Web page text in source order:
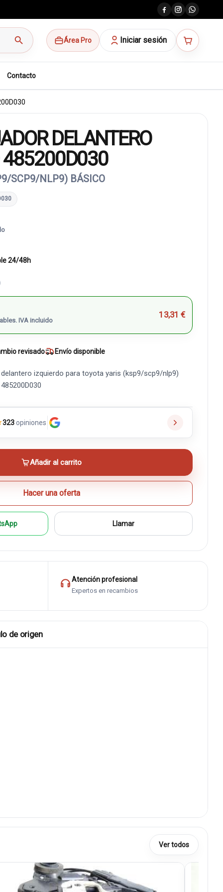
search Área Pro Iniciar sesión
Contacto
DELANTERO
485200D030
SCP9/NLP9) BÁSICO
24/48h
IVA incluido
13,31 €
revisado Envío disponible
izquierdo para toyota yaris (ksp9/scp9/nlp9)
323opiniones
Añadir al carrito
Hacer una oferta
Llamar
Atención profesional
Expertos en recambios
de origen
Ver todos